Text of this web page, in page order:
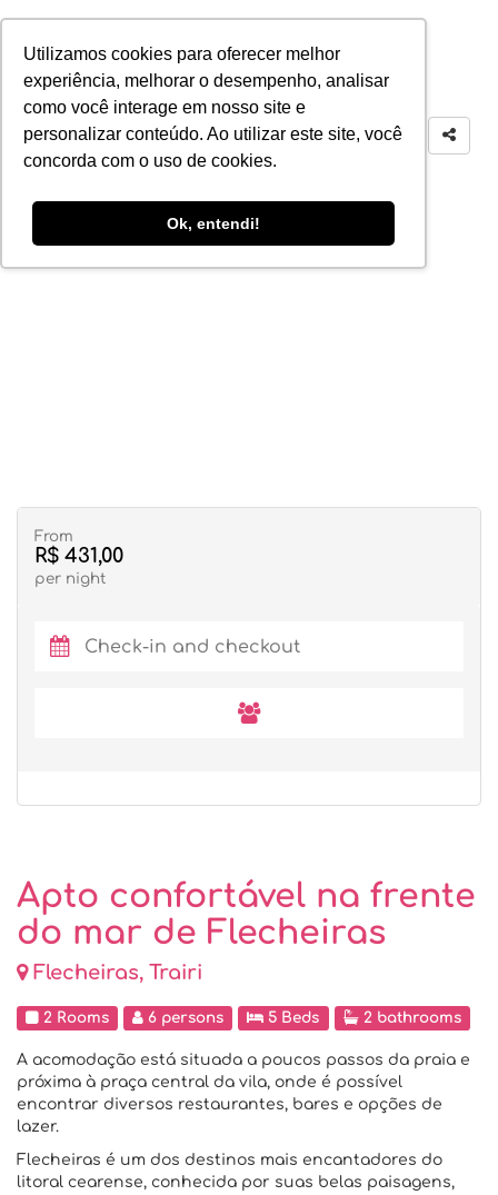
Utilizamos cookies para oferecer melhor
experiência, melhorar o desempenho, analisar
como você interage em nosso site e
personalizar conteúdo. Ao utilizar este site, você
concorda com o uso de cookies.
Ok, entendi!
Apto confortável na frente
do mar de Flecheiras
Flecheiras, Trairi
2 Rooms 6 persons 5 Beds 2 bathrooms
A acomodação está situada a poucos passos da praia e
próxima à praça central da vila, onde é possível
encontrar diversos restaurantes, bares e opções de
lazer.
Flecheiras é um dos destinos mais encantadores do
litoral cearense, conhecida por suas belas paisagens,
From
R$ 431,00
per night